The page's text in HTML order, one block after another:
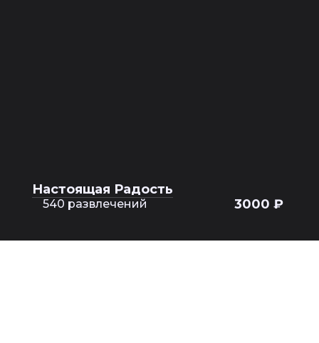
Настоящая Радость
540 развлечений 3000 ₽